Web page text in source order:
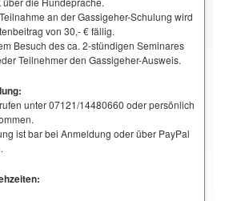
an der Gassigeher-Schulung wird
von 30,- € fällig.
Besuch des ca. 2-stündigen Seminares
Teilnehmer den Gassigeher-Ausweis.
unter 07121/14480660 oder persönlich
ist bar bei Anmeldung oder über PayPal